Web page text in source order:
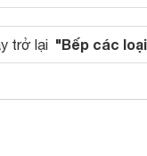
trở lại "Bếp các